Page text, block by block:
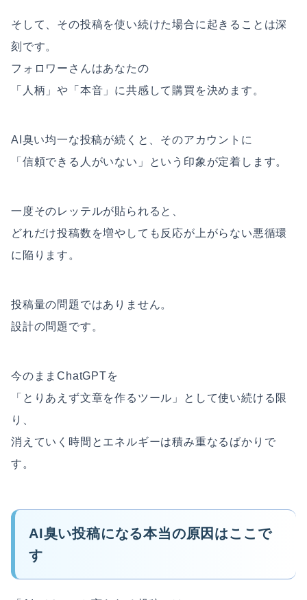
そして、その投稿を使い続けた場合に起きることは深
刻です。
フォロワーさんはあなたの
「人柄」や「本音」に共感して購買を決めます。
AI臭い均一な投稿が続くと、そのアカウントに
「信頼できる人がいない」という印象が定着します。
一度そのレッテルが貼られると、
どれだけ投稿数を増やしても反応が上がらない悪循環
に陥ります。
投稿量の問題ではありません。
設計の問題です。
今のままChatGPTを
「とりあえず文章を作るツール」として使い続ける限
り、
消えていく時間とエネルギーは積み重なるばかりで
す。
AI臭い投稿になる本当の原因はここで
す